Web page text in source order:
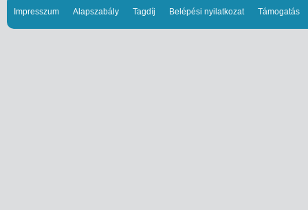
Impresszum Alapszabály Tagdíj Belépési nyilatkozat Támogatás